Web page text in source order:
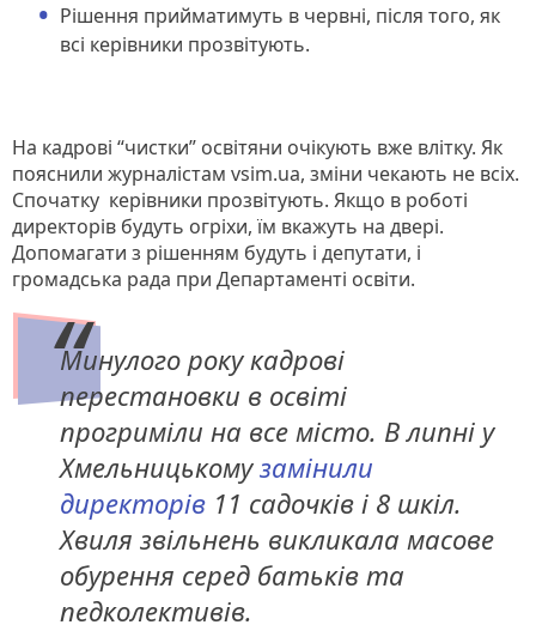
Рішення прийматимуть в червні, після того, як
всі керівники прозвітують.
На кадрові “чистки” освітяни очікують вже влітку. Як
пояснили журналістам vsim.ua, зміни чекають не всіх.
Спочатку керівники прозвітують. Якщо в роботі
директорів будуть огріхи, їм вкажуть на двері.
Допомагати з рішенням будуть і депутати, і
громадська рада при Департаменті освіти.
Минулого року кадрові
перестановки в освіті
прогриміли на все місто. В липні у
Хмельницькомузамінили
директорів 11 садочків і 8 шкіл.
Хвиля звільнень викликала масове
обурення серед батьків та
педколективів.